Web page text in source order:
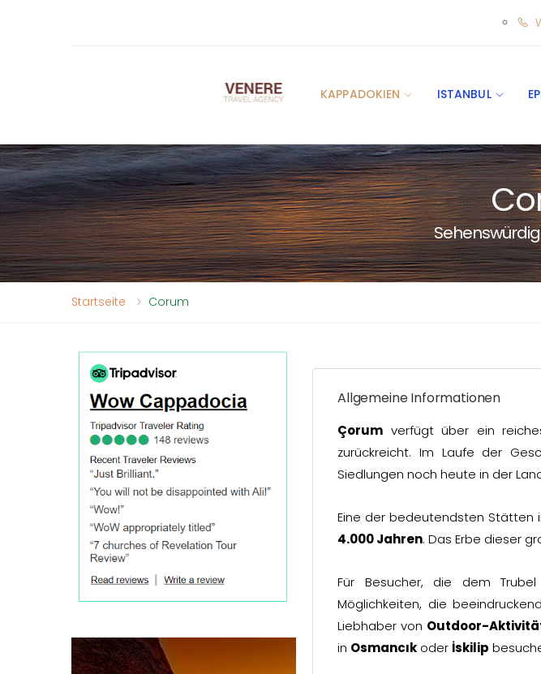
KAPPADOKIEN ISTANBUL
Startseite Corum
Allgemeine Informationen
Çorum verfügt über ein
zurückreicht. Im Laufe der
Siedlungen noch heute in der
Eine der bedeutendsten Stätten
4.000 Jahren. Das Erbe dieser
Für Besucher, die dem
Möglichkeiten, die
Liebhaber von Outdoor-
in Osmancık oder İskilip